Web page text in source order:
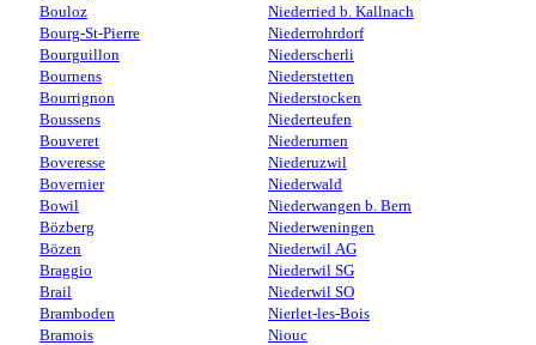
Bouloz
Bourg-St-Pierre
Bourguillon
Bournens
Bourrignon
Boussens
Bouveret
Boveresse
Bovernier
Bowil
Bözberg
Bözen
Braggio
Brail
Bramboden
Bramois
Niederried b. Kallnach
Niederrohrdorf
Niederscherli
Niederstetten
Niederstocken
Niederteufen
Niederurnen
Niederuzwil
Niederwald
Niederwangen b. Bern
Niederweningen
Niederwil AG
Niederwil SG
Niederwil SO
Nierlet-les-Bois
Niouc